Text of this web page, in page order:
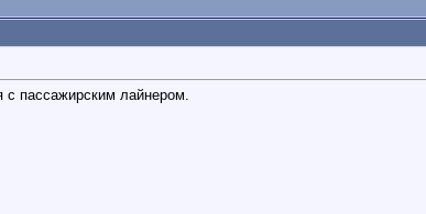
с пассажирским лайнером.